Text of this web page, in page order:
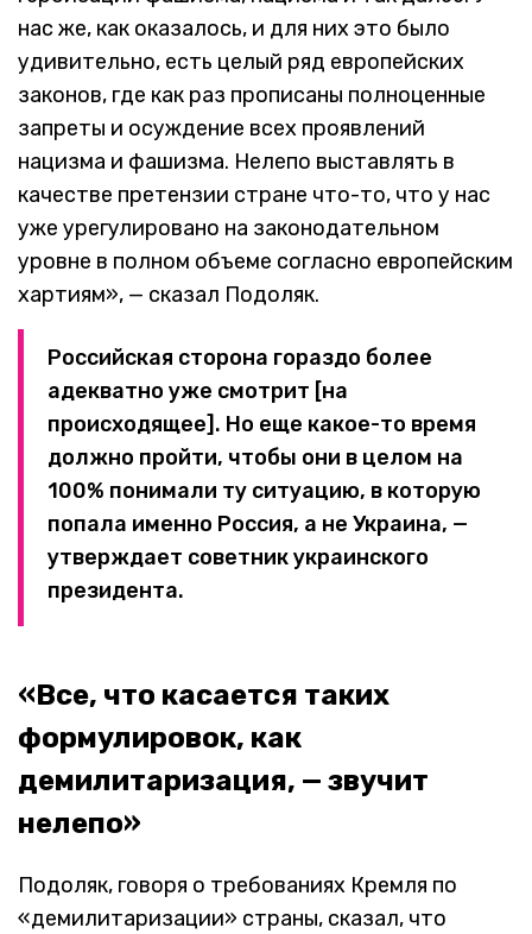
нас же, как оказалось, и для них это было
удивительно, есть целый ряд европейских
законов, где как раз прописаны полноценные
запреты и осуждение всех проявлений
нацизма и фашизма. Нелепо выставлять в
качестве претензии стране что-то, что у нас
уже урегулировано на законодательном
уровне в полном объеме согласно европейским
хартиям», — сказал Подоляк.
Российская сторона гораздо более
адекватно уже смотрит [на
происходящее]. Но еще какое-то время
должно пройти, чтобы они в целом на
100% понимали ту ситуацию, в которую
попала именно Россия, а не Украина, —
утверждает советник украинского
президента.
«Все, что касается таких
формулировок, как
демилитаризация, — звучит
нелепо»
Подоляк, говоря о требованиях Кремля по
«демилитаризации» страны, сказал, что